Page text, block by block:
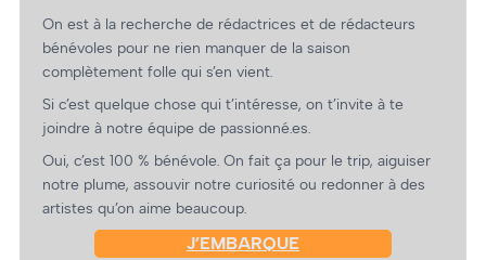
On est à la recherche de rédactrices et de rédacteurs
bénévoles pour ne rien manquer de la saison
complètement folle qui s’en vient.
Si c’est quelque chose qui t’intéresse, on t’invite à te
joindre à notre équipe de passionné.es.
Oui, c’est 100 % bénévole. On fait ça pour le trip, aiguiser
notre plume, assouvir notre curiosité ou redonner à des
artistes qu’on aime beaucoup.
J’EMBARQUE